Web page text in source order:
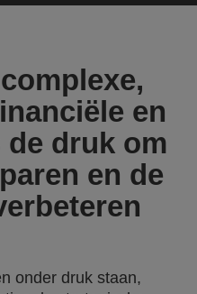
en
druk om
en de
onder druk staan,